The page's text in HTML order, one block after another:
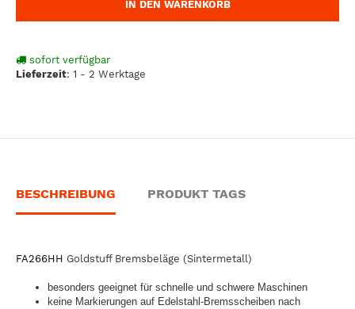
IN DEN WARENKORB
sofort verfügbar
Lieferzeit: 1 - 2 Werktage
BESCHREIBUNG PRODUKT TAGS
FA266HH Goldstuff Bremsbeläge (Sintermetall)
besonders geeignet für schnelle und schwere Maschinen
keine Markierungen auf Edelstahl-Bremsscheiben nach